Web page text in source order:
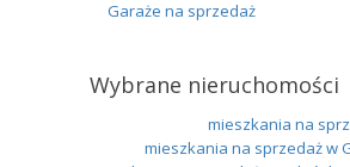
Garaże na sprzedaż
Wybrane nieruchomości
mieszkania na
mieszkania na sprzedaż w